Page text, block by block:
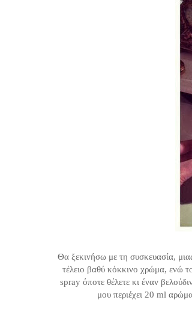
Θα ξεκινήσω με τη συσκευασία,
τέλειο βαθύ κόκκινο χρώμα, ενώ
spray όποτε θέλετε κι έναν
μου περιέχει 20 ml